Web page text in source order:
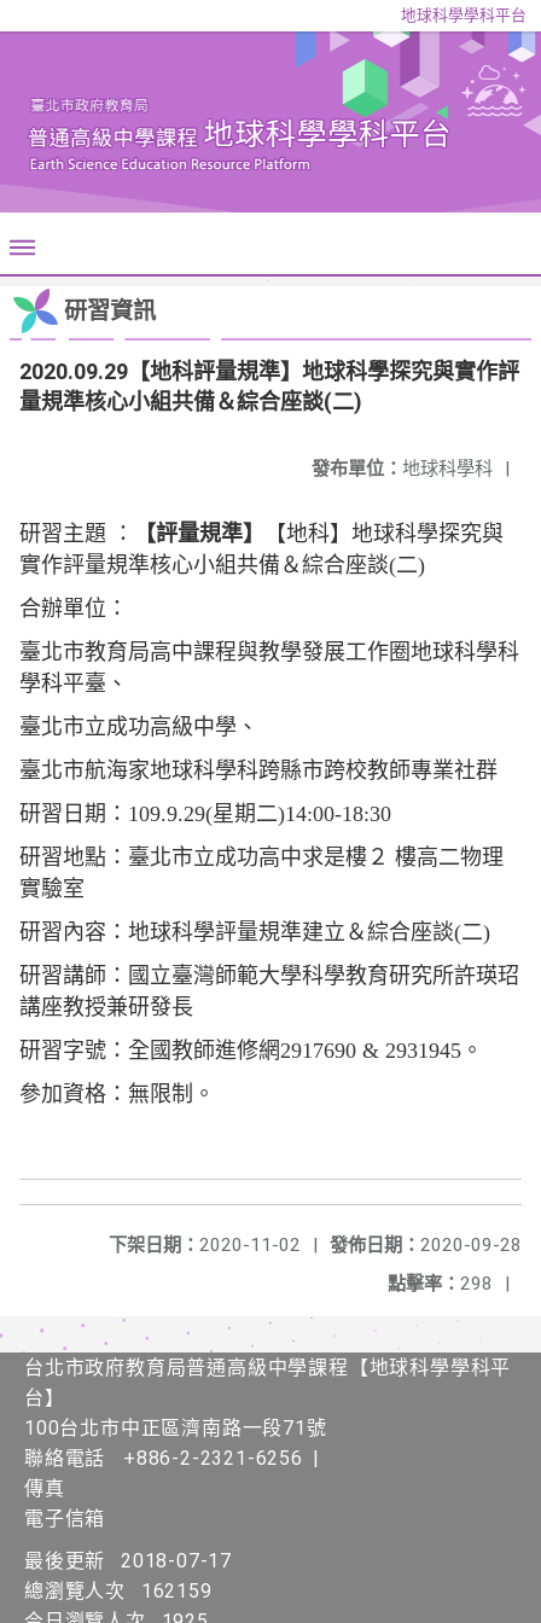
地球科學學科平台
研習資訊
2020.09.29【地科評量規準】地球科學探究與實作評
量規準核心小組共備＆綜合座談(二)
發布單位： 地球科學科 |
研習主題 ： 【評量規準】
【地科】地球科學探究與
實作評量規準核心小組共備＆綜合座談(二)
合辦單位：
臺北市教育局高中課程與教學發展工作圈地球科學科
學科平臺、
臺北市立成功高級中學、
臺北市航海家地球科學科跨縣市跨校教師專業社群
研習日期：109.9.29(星期二)14:00-18:30
研習地點：臺北市立成功高中求是樓２ 樓高二物理
實驗室
研習內容：地球科學評量規準建立＆綜合座談(二)
研習講師：國立臺灣師範大學科學教育研究所許瑛玿
講座教授兼研發長
研習字號：全國教師進修網2917690 & 2931945。
參加資格：無限制。
發佈日期： 2020-09-28
下架日期： 2020-11-02
|
點擊率： 298 |
台北市政府教育局普通高級中學課程​【​地球科學學科平
台】
100台北市中正區濟南路一段71號
聯絡電話
+886-2-2321-6256 |
傳真
電子信箱
最後更新
2018-07-17
總瀏覽人次
162159